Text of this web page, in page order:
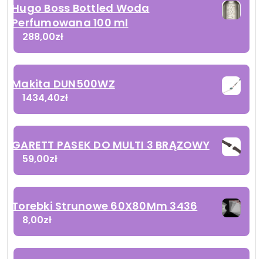
Hugo Boss Bottled Woda
Perfumowana 100 ml
288,00zł
Makita DUN500WZ
1434,40zł
GARETT PASEK DO MULTI 3 BRĄZOWY
59,00zł
Torebki Strunowe 60X80Mm 3436
8,00zł